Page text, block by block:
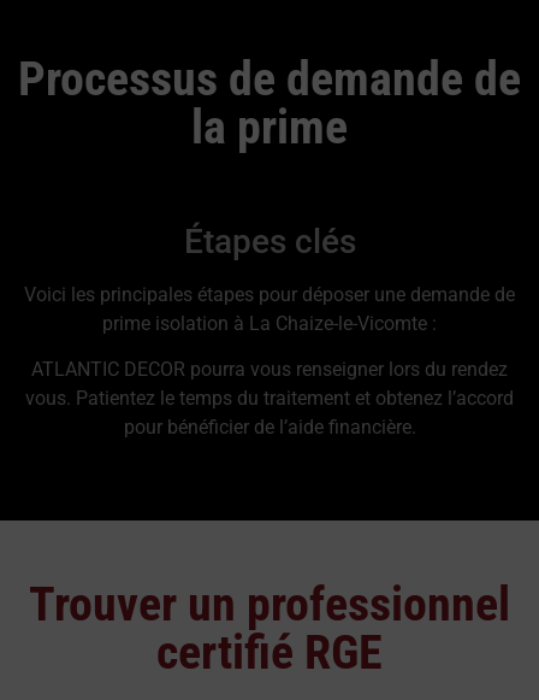
Processus de demande de
la prime
Étapes clés
Voici les principales étapes pour déposer une demande de
prime isolation à La Chaize-le-Vicomte :
ATLANTIC DECOR pourra vous renseigner lors du rendez
vous. Patientez le temps du traitement et obtenez l’accord
pour bénéficier de l’aide financière.
Trouver un professionnel
certifié RGE